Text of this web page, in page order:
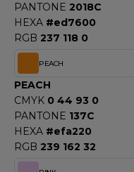
PANTONE 2018C
HEXA #ed7600
RGB 237 118 0
PEACH
PEACH
CMYK 0 44 93 0
PANTONE 137C
HEXA #efa220
RGB 239 162 32